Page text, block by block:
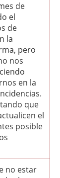
de
el
de
la
pero
nos
en la
que
el
posible
no estar